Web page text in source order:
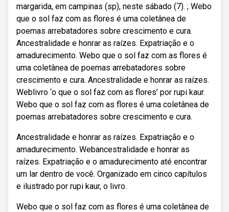
margarida, em campinas (sp), neste sábado (7). ; Webo
que o sol faz com as flores é uma coletânea de
poemas arrebatadores sobre crescimento e cura.
Ancestralidade e honrar as raízes. Expatriação e o
amadurecimento. Webo que o sol faz com as flores é
uma coletânea de poemas arrebatadores sobre
crescimento e cura. Ancestralidade e honrar as raízes.
Weblivro ‘o que o sol faz com as flores’ por rupi kaur.
Webo que o sol faz com as flores é uma coletânea de
poemas arrebatadores sobre crescimento e cura.
Ancestralidade e honrar as raízes. Expatriação e o
amadurecimento. Webancestralidade e honrar as
raízes. Expatriação e o amadurecimento até encontrar
um lar dentro de você. Organizado em cinco capítulos
e ilustrado por rupi kaur, o livro.
Webo que o sol faz com as flores é uma coletânea de